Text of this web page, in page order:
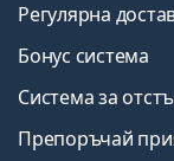
Регулярна
Бонус система
Система за
Препоръчай